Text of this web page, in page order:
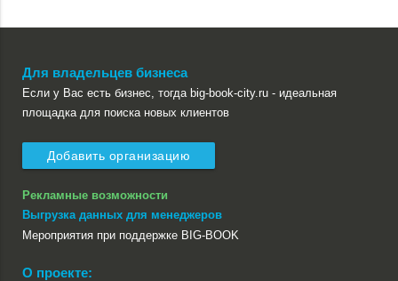
Для владельцев бизнеса
Если у Вас есть бизнес, тогда big-book-city.ru - идеальная
площадка для поиска новых клиентов
Добавить организацию
Рекламные возможности
Выгрузка данных для менеджеров
Мероприятия при поддержке BIG-BOOK
О проекте: